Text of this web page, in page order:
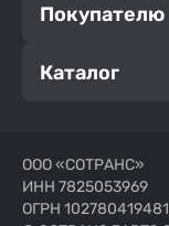
Покупателю
Каталог
ООО «СОТРАНС»
ИНН 7825053969
ОГРН